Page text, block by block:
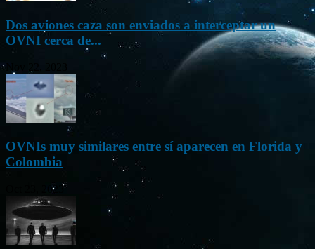
Dos aviones caza son enviados a interceptar un
OVNI cerca de...
OVNIs muy similares entre sí aparecen en Florida y
Colombia
Oct 23, 2023